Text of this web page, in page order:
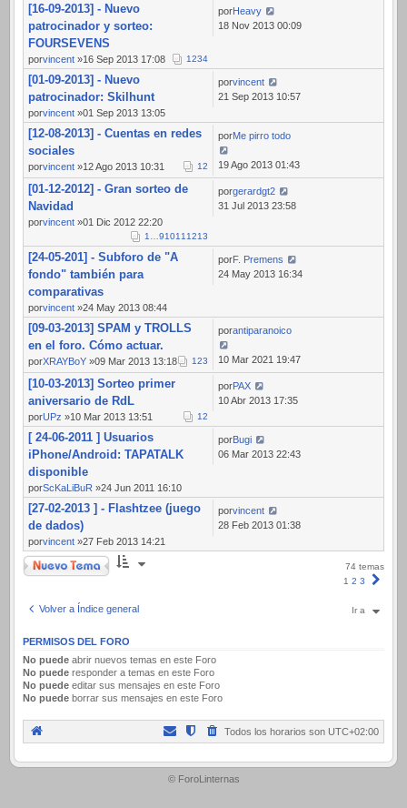
[16-09-2013] - Nuevo
patrocinador y sorteo:
FOURSEVENS
porvincent »16 Sep 2013 17:08 1234
porHeavy
18 Nov 2013 00:09
[01-09-2013] - Nuevo
patrocinador: Skilhunt
porvincent »01 Sep 2013 13:05
porvincent
21 Sep 2013 10:57
[12-08-2013] - Cuentas en redes
sociales
porvincent »12 Ago 2013 10:31 12
porMe pirro todo
19 Ago 2013 01:43
[01-12-2012] - Gran sorteo de
Navidad
porvincent »01 Dic 2012 22:20
1 91011 1213
porgerardgt2
31 Jul 2013 23:58
[24-05-201] - Subforo de "A
fondo" también para
comparativas
porvincent »24 May 2013 08:44
porF. Premens
24 May 2013 16:34
[09-03-2013] SPAM y TROLLS
en el foro. Cómo actuar.
porXRAYBoY »09 Mar 2013 13:18 123
porantiparanoico
10 Mar 2021 19:47
[10-03-2013] Sorteo primer
aniversario de RdL
porUPz »10 Mar 2013 13:51 12
porPAX
10 Abr 2013 17:35
[ 24-06-2011 ] Usuarios
iPhone/Android: TAPATALK
disponible
porScKaLiBuR »24 Jun 2011 16:10
porBugi
06 Mar 2013 22:43
[27-02-2013 ] - Flashtzee (juego
de dados)
porvincent »27 Feb 2013 14:21
porvincent
28 Feb 2013 01:38
Nuevo Tema
74 temas
1 2 3
Volver a Índice general Ir a
PERMISOS DEL FORO
No puede abrir nuevos temas en este Foro
No puede responder a temas en este Foro
No puede editar sus mensajes en este Foro
No puede borrar sus mensajes en este Foro
Todos los horarios son UTC+02:00
.
© ForoLinternas